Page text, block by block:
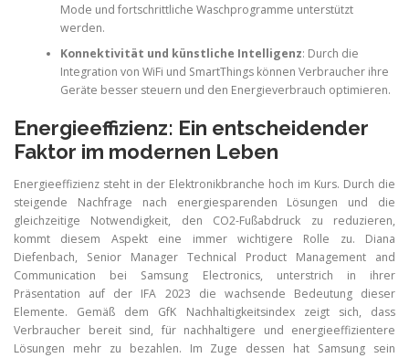
Mode und fortschrittliche Waschprogramme unterstützt
werden.
Konnektivität und künstliche Intelligenz: Durch die
Integration von WiFi und SmartThings können Verbraucher ihre
Geräte besser steuern und den Energieverbrauch optimieren.
Energieeffizienz: Ein entscheidender
Faktor im modernen Leben
Energieeffizienz steht in der Elektronikbranche hoch im Kurs. Durch die
steigende Nachfrage nach energiesparenden Lösungen und die
gleichzeitige Notwendigkeit, den CO2-Fußabdruck zu reduzieren,
kommt diesem Aspekt eine immer wichtigere Rolle zu. Diana
Diefenbach, Senior Manager Technical Product Management and
Communication bei Samsung Electronics, unterstrich in ihrer
Präsentation auf der IFA 2023 die wachsende Bedeutung dieser
Elemente. Gemäß dem GfK Nachhaltigkeitsindex zeigt sich, dass
Verbraucher bereit sind, für nachhaltigere und energieeffizientere
Lösungen mehr zu bezahlen. Im Zuge dessen hat Samsung sein